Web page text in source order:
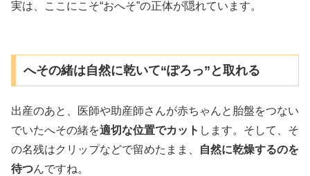
実は、ここにこそ“おへそ”の正体が隠れています。
へその緒は自然に乾いて“ぽろっ”と取れる
出産のあと、医師や助産師さんが赤ちゃんと胎盤をつない
でいたへその緒を適切な位置でカット します。そして、そ
の名残はクリップなどで留めたまま、
自然に乾燥するのを
待つんですね。